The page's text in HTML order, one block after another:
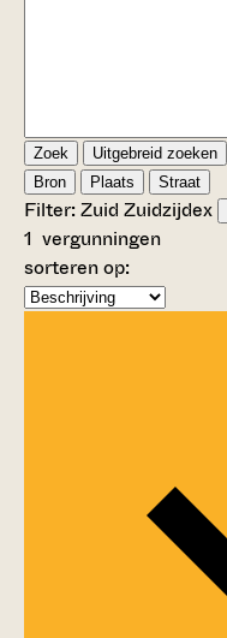
Zoek
Uitgebreid zoeken
Bron
Plaats Straat
Filter:Zuid Zuidzijdex
1 vergunningen
sorteren op: